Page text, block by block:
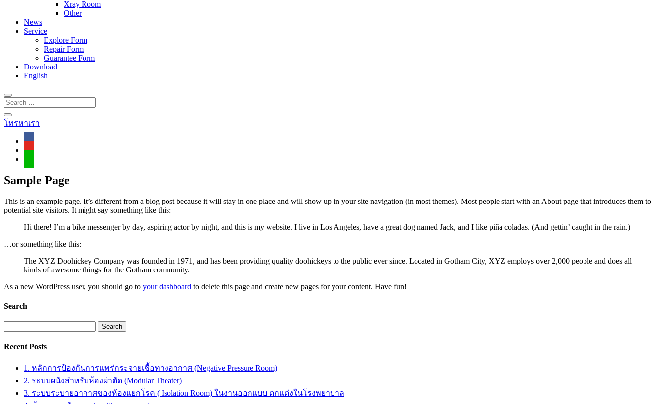
Xray Room
Other
News
Service
Explore Form
Repair Form
Guarantee Form
Download
English
โทรหาเรา
Sample Page
This is an example page. It’s different from a blog post because it will stay in one place and will show up in your site navigation (in most themes). Most people start with an About page that introduces them to
potential site visitors. It might say something like this:
Hi there! I’m a bike messenger by day, aspiring actor by night, and this is my website. I live in Los Angeles, have a great dog named Jack, and I like piña coladas. (And gettin’ caught in the rain.)
…or something like this:
The XYZ Doohickey Company was founded in 1971, and has been providing quality doohickeys to the public ever since. Located in Gotham City, XYZ employs over 2,000 people and does all
kinds of awesome things for the Gotham community.
As a new WordPress user, you should go to your dashboard to delete this page and create new pages for your content. Have fun!
Search
for:
Recent Posts
1. หลักการป้องกันการแพร่กระจายเชื้อทางอากาศ (Negative Pressure Room)
2. ระบบผนังสำหรับห้องผ่าตัด (Modular Theater)
3. ระบบระบายอากาศของห้องแยกโรค ( Isolation Room) ในงานออกแบบ ตกแต่งในโรงพยาบาล